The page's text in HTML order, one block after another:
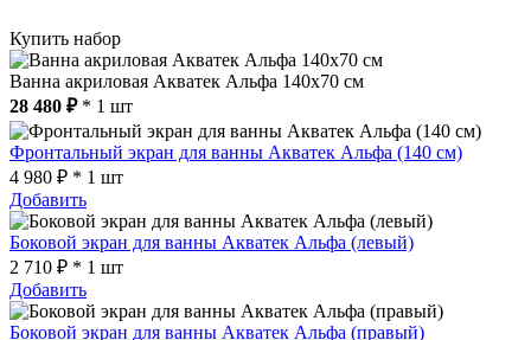
Купить набор
Ванна акриловая Акватек Альфа 140x70 см
28 480 ₽* 1 шт
Фронтальный экран для ванны Акватек Альфа (140 см)
4 980 ₽ * 1 шт
Добавить
Боковой экран для ванны Акватек Альфа (левый)
2 710 ₽ * 1 шт
Добавить
Боковой экран для ванны Акватек Альфа (правый)